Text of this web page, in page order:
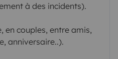
à des incidents).
en couples, entre amis,
anniversaire..).